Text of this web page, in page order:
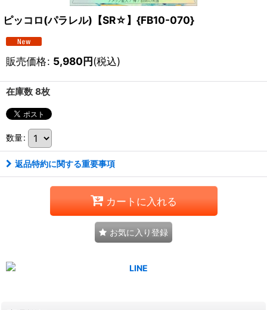
ピッコロ(パラレル)【SR☆】{FB10-070}
販売価格: 5,980円(税込)
在庫数 8枚
数量:
返品特約に関する重要事項
カートに入れる
お気に入り登録